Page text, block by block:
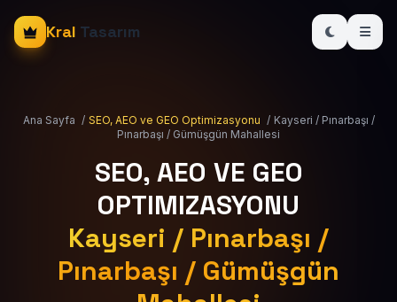
Kral Tasarım
Ana Sayfa / SEO, AEO ve GEO Optimizasyonu / Kayseri / Pınarbaşı /
Pınarbaşı / Gümüşgün Mahallesi
SEO, AEO VE GEO
OPTIMIZASYONU
Kayseri / Pınarbaşı /
Pınarbaşı / Gümüşgün